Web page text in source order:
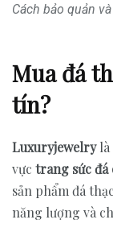
Cách bảo quản
Mua đá
tín?
Luxuryjewelrylà
vực trang sức đá
sản phẩm đá
năng lượng và